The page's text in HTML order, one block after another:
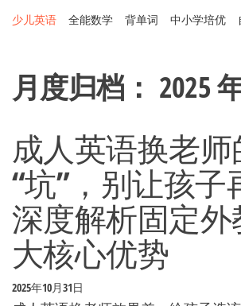
Skip
content
少儿英语 全能数学 背单词 中小学培优
月度归档： 2025
成人英语换老师
“坑”，别让孩子
深度解析固定外
大核心优势
2025年10月31日